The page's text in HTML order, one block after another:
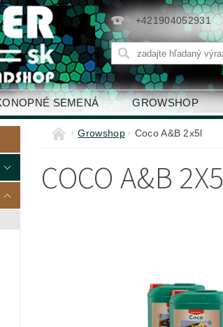
+421904052931
SEMENÁ GROWSHOP
Growshop Coco A&B 2x5l
COCO A&B